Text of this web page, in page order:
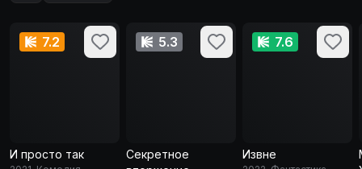
7.2
И просто так
5.3
Секретное
7.6
Извне